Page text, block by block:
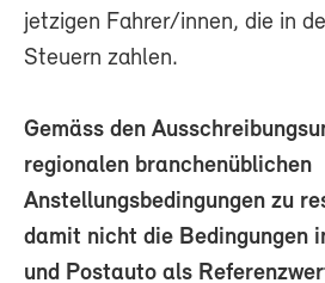
jetzigen Fahrer/innen, die in
Steuern zahlen.
Gemäss den
regionalen branchenüblichen
Anstellungsbedingungen zu
damit nicht die Bedingungen
und Postauto als